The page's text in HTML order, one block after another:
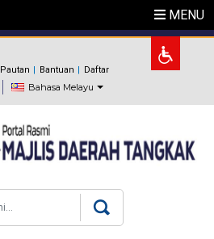
MENU
Pautan Bantuan Daftar
Bahasa Melayu